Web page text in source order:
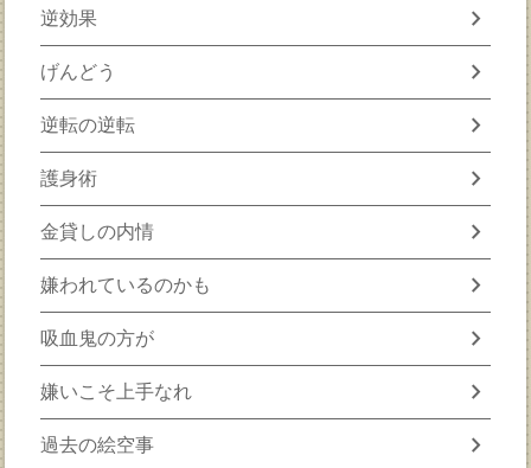
逆効果 chevron_right
げんどう chevron_right
逆転の逆転 chevron_right
護身術 chevron_right
金貸しの内情 chevron_right
嫌われているのかも chevron_right
吸血鬼の方が chevron_right
嫌いこそ上手なれ chevron_right
過去の絵空事 chevron_right